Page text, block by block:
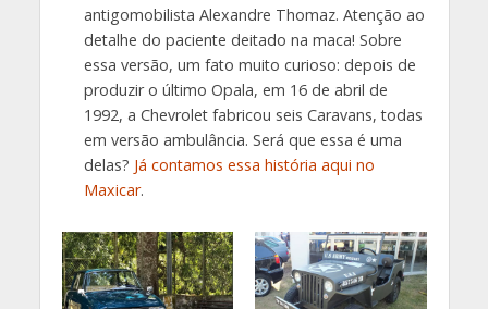
antigomobilista Alexandre Thomaz. Atenção ao
detalhe do paciente deitado na maca! Sobre
essa versão, um fato muito curioso: depois de
produzir o último Opala, em 16 de abril de
1992, a Chevrolet fabricou seis Caravans, todas
em versão ambulância. Será que essa é uma
delas? Já contamos essa história aqui no
Maxicar.